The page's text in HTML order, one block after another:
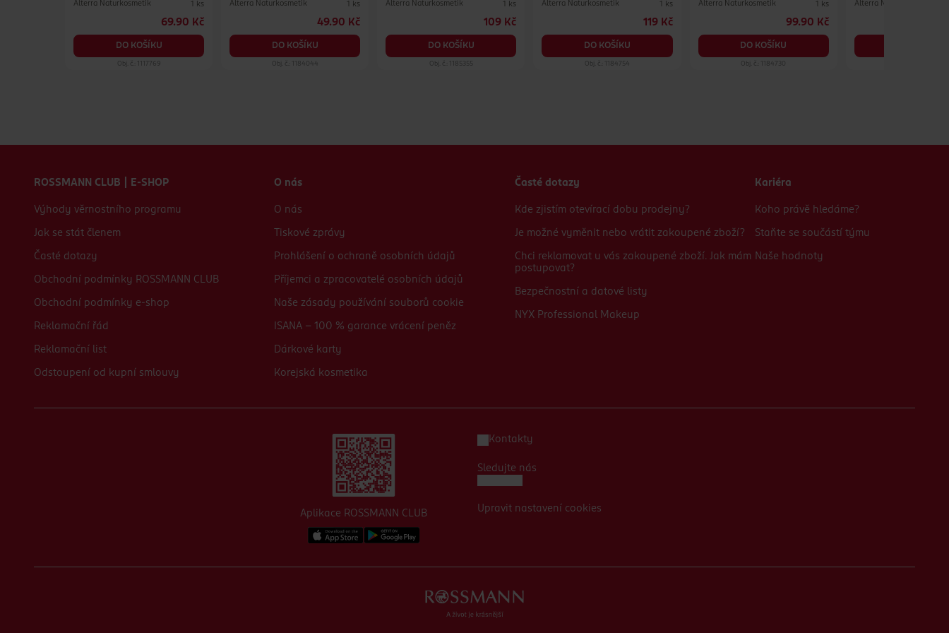
Alterra Naturkosmetik 1 ks
69.90 Kč
DO KOŠÍKU
Obj. č.: 1117769
Alterra Naturkosmetik 1 ks
49.90 Kč
DO KOŠÍKU
Obj. č.: 1184044
Alterra Naturkosmetik 1 ks
109 Kč
DO KOŠÍKU
Obj. č.: 1185355
Alterra Naturkosmetik 1 ks
119 Kč
DO KOŠÍKU
Obj. č.: 1184754
Alterra Naturkosmetik 1 ks
99.90 Kč
DO KOŠÍKU
Obj. č.: 1184730
Alterra Naturkosmetik
ROSSMANN CLUB | E-SHOP
Výhody věrnostního programu
Jak se stát členem
Časté dotazy
Obchodní podmínky ROSSMANN CLUB
Obchodní podmínky e-shop
Reklamační řád
Reklamační list
Odstoupení od kupní smlouvy
O nás
O nás
Tiskové zprávy
Prohlášení o ochraně osobních údajů
Příjemci a zpracovatelé osobních údajů
Naše zásady používání souborů cookie
ISANA - 100 % garance vrácení peněz
Dárkové karty
Korejská kosmetika
Časté dotazy
Kde zjistím otevírací dobu prodejny?
Je možné vyměnit nebo vrátit zakoupené zboží?
Chci reklamovat u vás zakoupené zboží. Jak mám
postupovat?
Bezpečnostní a datové listy
NYX Professional Makeup
Kariéra
Koho právě hledáme?
Staňte se součástí týmu
Naše hodnoty
Aplikace ROSSMANN CLUB
Kontakty
Sledujte nás
Upravit nastavení cookies